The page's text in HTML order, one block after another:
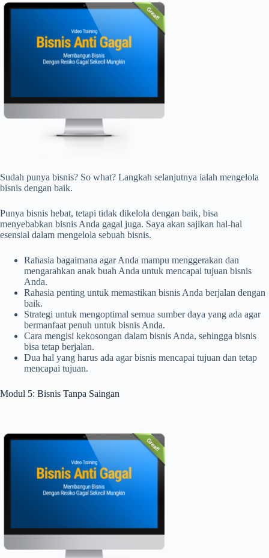
Sudah punya bisnis? So what? Langkah selanjutnya ialah mengelola
bisnis dengan baik.
Punya bisnis hebat, tetapi tidak dikelola dengan baik, bisa
menyebabkan bisnis Anda gagal juga. Saya akan sajikan hal-hal
esensial dalam mengelola sebuah bisnis.
Rahasia bagaimana agar Anda mampu menggerakan dan
mengarahkan anak buah Anda untuk mencapai tujuan bisnis
Anda.
Rahasia penting untuk memastikan bisnis Anda berjalan dengan
baik.
Strategi untuk mengoptimal semua sumber daya yang ada agar
bermanfaat penuh untuk bisnis Anda.
Cara mengisi kekosongan dalam bisnis Anda, sehingga bisnis
bisa tetap berjalan.
Dua hal yang harus ada agar bisnis mencapai tujuan dan tetap
mencapai tujuan.
Modul 5: Bisnis Tanpa Saingan